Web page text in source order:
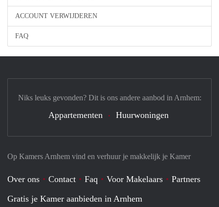
ACCOUNT VERWIJDEREN
FAQ
Op Kamers Arnhem vind en verhuur je makkelijk je Kamer
Over ons Contact Faq Voor Makelaars
Partners
Gratis je Kamer aanbieden in Arnhem
Niks leuks gevonden? Dit is ons andere aanbod in Arnhem:
Appartementen Huurwoningen